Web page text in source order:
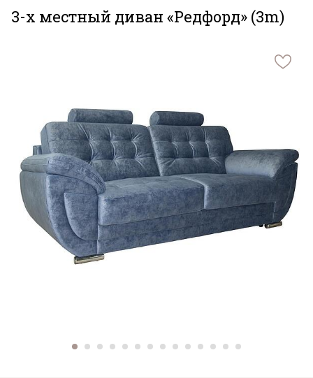
3-х местный диван «Редфорд» (3m)